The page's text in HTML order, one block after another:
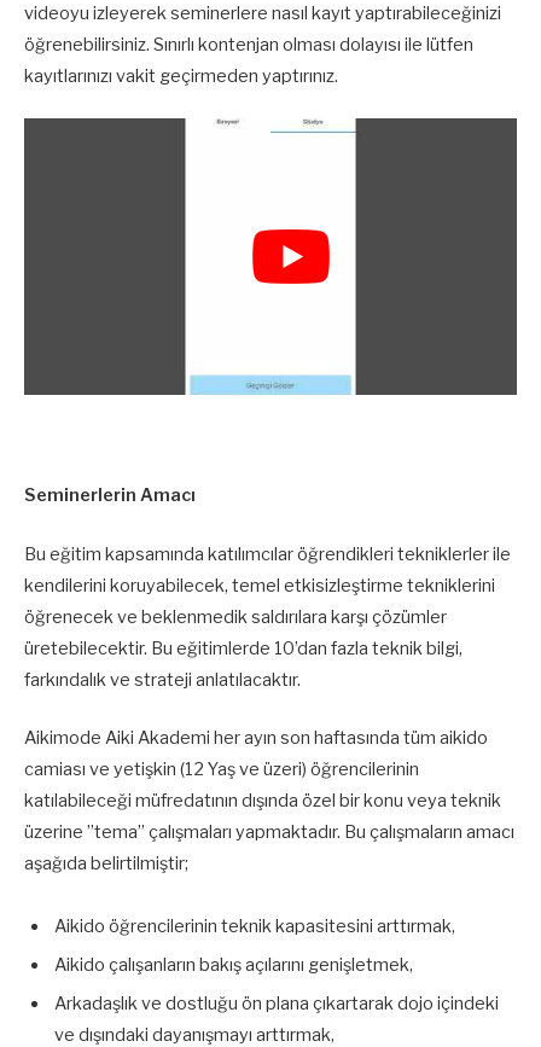
videoyu izleyerek seminerlere nasıl kayıt yaptırabileceğinizi
öğrenebilirsiniz. Sınırlı kontenjan olması dolayısı ile lütfen
kayıtlarınızı vakit geçirmeden yaptırınız.
Seminerlerin Amacı
Bu eğitim kapsamında katılımcılar öğrendikleri tekniklerler ile
kendilerini koruyabilecek, temel etkisizleştirme tekniklerini
öğrenecek ve beklenmedik saldırılara karşı çözümler
üretebilecektir. Bu eğitimlerde 10’dan fazla teknik bilgi,
farkındalık ve strateji anlatılacaktır.
Aikimode Aiki Akademi her ayın son haftasında tüm aikido
camiası ve yetişkin (12 Yaş ve üzeri) öğrencilerinin
katılabileceği müfredatının dışında özel bir konu veya teknik
üzerine ”tema” çalışmaları yapmaktadır. Bu çalışmaların amacı
aşağıda belirtilmiştir;
Aikido öğrencilerinin teknik kapasitesini arttırmak,
Aikido çalışanların bakış açılarını genişletmek,
Arkadaşlık ve dostluğu ön plana çıkartarak dojo içindeki
ve dışındaki dayanışmayı arttırmak,